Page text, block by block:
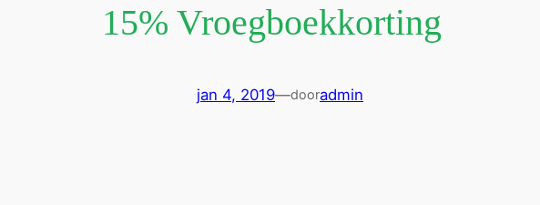
15% Vroegboekkorting
jan 4, 2019—dooradmin